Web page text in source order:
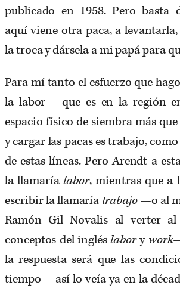
publicado en 1958. Pero basta
aquí viene otra paca, a
la troca y dársela a mi papá para
Para mí tanto el esfuerzo que
la labor —que es en la región
espacio físico de siembra más
y cargar las pacas es trabajo,
de estas líneas. Pero Arendt a
la llamaríalabor, mientras que a
escribir la llamaría trabajo—o al
Ramón Gil Novalis al verter al
conceptos del ingléslabory work
la respuesta será que las
tiempo —así lo veía ya en la